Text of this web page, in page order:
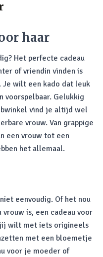
haar
Het perfecte cadeau
of vriendin vinden is
Je wilt een kado dat leuk
voorspelbaar. Gelukkig
vind je altijd wel
vrouw. Van grappige
een vrouw tot een
het allemaal.
eenvoudig. Of het nou
is, een cadeau voor
wilt met iets origineels
met een bloemetje
voor je moeder of